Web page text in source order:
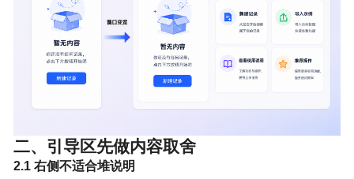
二、引导区先做内容取舍
2.1 右侧不适合堆说明